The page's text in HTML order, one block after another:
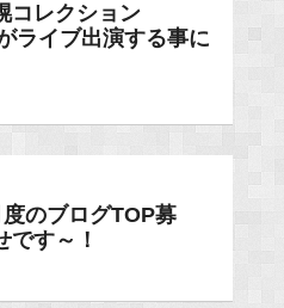
コレクション
ライブ出演する事に
度のブログTOP募
です～！